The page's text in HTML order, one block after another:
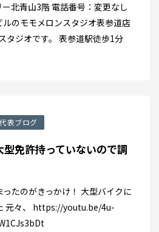
北青山3階 電話番号：変更なし
のモモメロンスタジオ表参道店
タジオです。 表参道駅徒歩1分
表ブログ
免許持っていないので調
たのがきっかけ！ 大型バイクに
元々、 https://youtu.be/4u-